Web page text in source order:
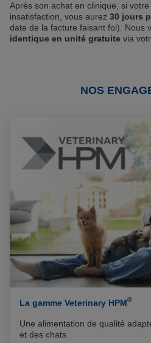
Après son achat en clinique, si
insatisfaction, vous aurez 30 jours
date de la facture faisant foi). Nous
identique en unité gratuite via
NOS
La gamme Veterinary HPM®
Une alimentation de qualité
et des chats